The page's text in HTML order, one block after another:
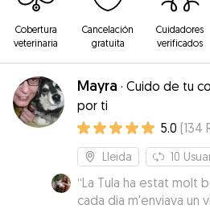
Cobertura
veterinaria
Cancelación
gratuita
Cuidadores
verificados
Mayra · Cuido de tu
por ti
5.0 (134
Lleida 10
“La Tula ha estat molt
cada dia m'enviava un